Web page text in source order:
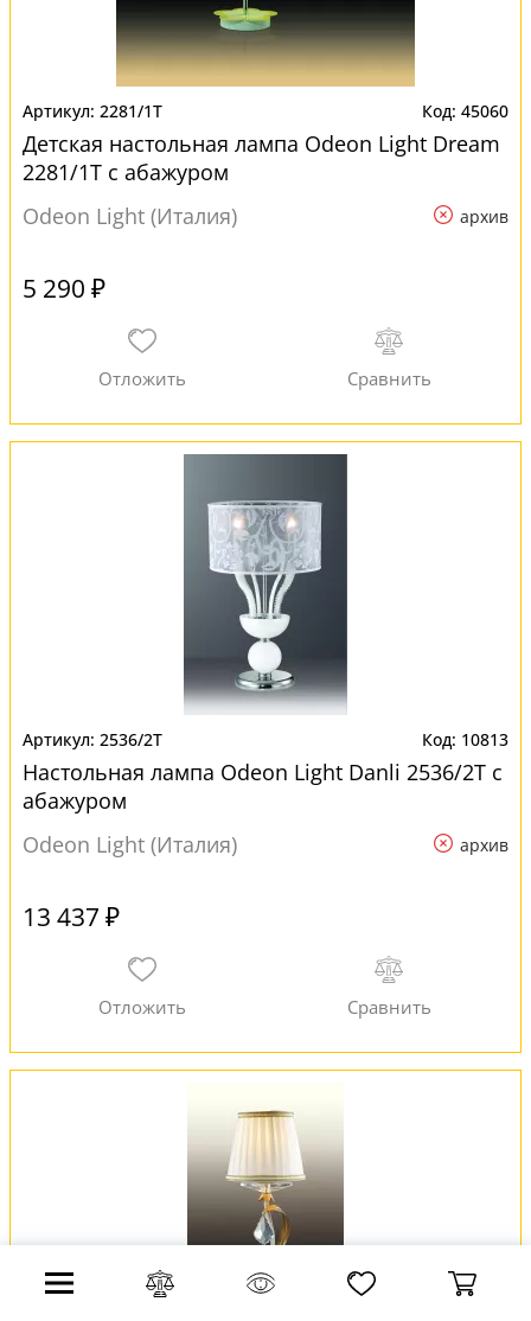
2281/1T 45060
Детская настольная лампа Odeon Light Dream
2281/1T с абажуром
Odeon Light (Италия)
архив
5 290 ₽
2536/2T 10813
Настольная лампа Odeon Light Danli 2536/2T с
абажуром
Odeon Light (Италия)
архив
13 437 ₽